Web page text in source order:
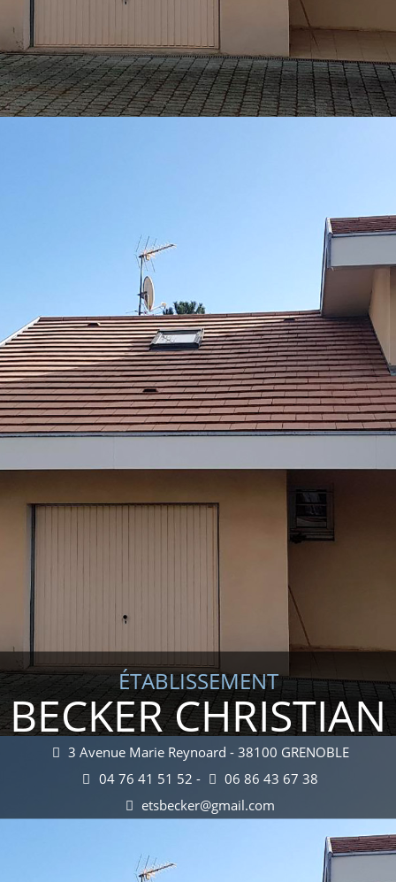
ÉTABLISSEMENT
BECKER CHRISTIAN
3 Avenue Marie Reynoard - 38100 GRENOBLE
04 76 41 51 52 -
06 86 43 67 38
etsbecker@gmail.com